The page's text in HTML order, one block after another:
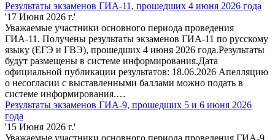
Результаты экзаменов ГИА-11, прошедших 4 июня 2026 года
'17 Июня 2026 г.'
Уважаемые участники основного периода проведения
ГИА-11. Получены результаты экзаменов ГИА-11 по русскому
языку (ЕГЭ и ГВЭ), прошедших 4 июня 2026 года.Результаты
будут размещены в системе информирования.Дата
официальной публикации результатов: 18.06.2026 Апелляцию
о несогласии с выставленными баллами можно подать в
системе информирования.…
Результаты экзаменов ГИА-9, прошедших 5 и 6 июня 2026
года
'15 Июня 2026 г.'